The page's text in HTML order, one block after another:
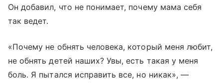
Он добавил, что не понимает, почему мама себя
так ведет.
«Почему не обнять человека, который меня любит,
не обнять детей наших? Увы, есть такая у меня
боль. Я пытался исправить все, но никак», —